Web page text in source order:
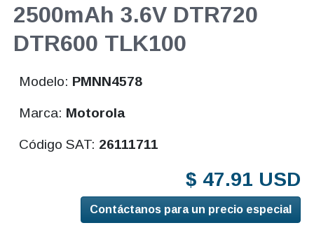
2500mAh 3.6V DTR720
DTR600 TLK100
Modelo: PMNN4578
Marca: Motorola
Código SAT: 26111711
$ 47.91 USD
Contáctanos para un precio especial